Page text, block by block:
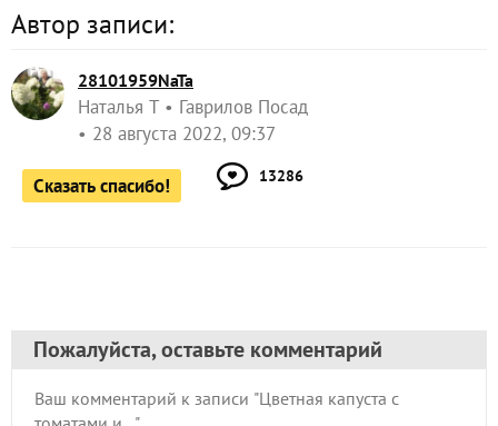
Автор записи:
28101959NaTa
Наталья Т
Гаврилов Посад
28 августа 2022, 09:37
Сказать спасибо! 13286
Пожалуйста, оставьте комментарий